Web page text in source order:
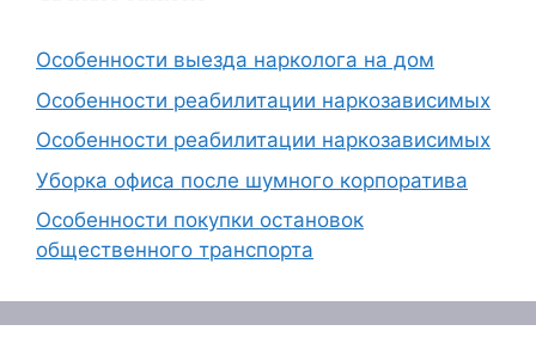
Особенности выезда нарколога на дом
Особенности реабилитации наркозависимых
Особенности реабилитации наркозависимых
Уборка офиса после шумного корпоратива
Особенности покупки остановок
общественного транспорта